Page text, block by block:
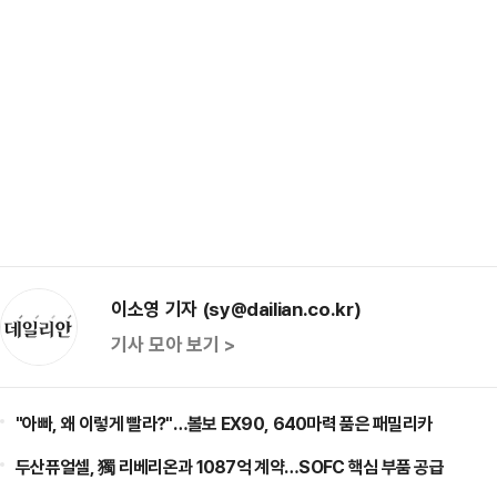
이소영 기자 (sy@dailian.co.kr)
기사 모아 보기 >
"아빠, 왜 이렇게 빨라?"…볼보 EX90, 640마력 품은 패밀리카
두산퓨얼셀, 獨 리베리온과 1087억 계약…SOFC 핵심 부품 공급